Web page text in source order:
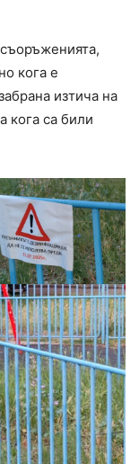
кога е
изтича на
кога са били